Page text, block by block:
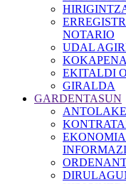
NOTARIO
UDAL
EKITALDI
GIRALDA
GARDENTASUN